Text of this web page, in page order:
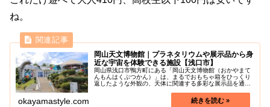
ね。
岡山天文博物館｜プラネタリウムや展示品から身
近な宇宙を体験できる施設【浅口市】
岡山県浅口市鴨方町にある「岡山天文博物館（おかやまて
んもんはくぶつかん）」は、まるでおもちゃ箱をひっくり
返したような外観の、天体に関連する多彩な展示品を通じ
okayamastyle.com